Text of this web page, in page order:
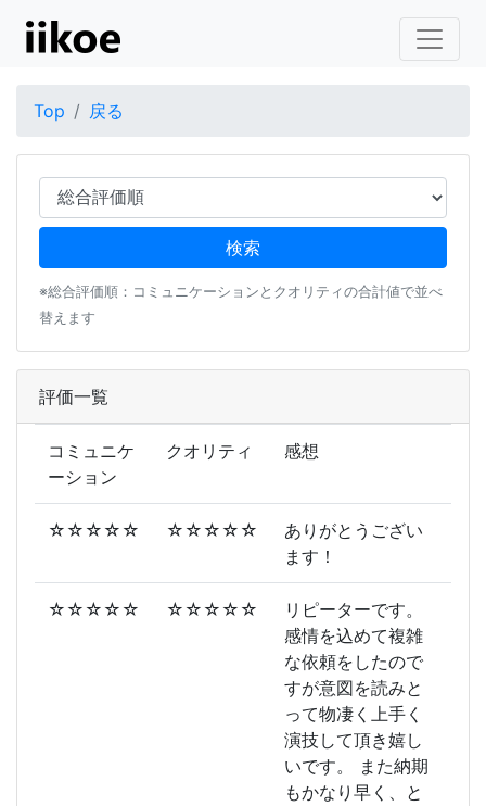
Top 戻る
※総合評価順：コミュニケーションとクオリティの合計値で並べ
替えます
評価一覧
コミュニケ
ーション
クオリティ 感想
☆☆☆☆☆ ☆☆☆☆☆
ありがとうござい
ます！
☆☆☆☆☆ ☆☆☆☆☆
リピーターです。
感情を込めて複雑
な依頼をしたので
すが意図を読みと
って物凄く上手く
演技して頂き嬉し
いです。 また納期
もかなり早く、と